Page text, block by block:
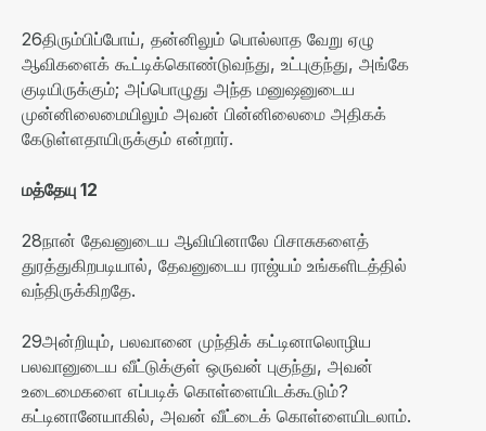
26திரும்பிப்போய், தன்னிலும் பொல்லாத வேறு ஏழு
ஆவிகளைக் கூட்டிக்கொண்டுவந்து, உட்புகுந்து, அங்கே
குடியிருக்கும்; அப்பொழுது அந்த மனுஷனுடைய
முன்னிலைமையிலும் அவன் பின்னிலைமை அதிகக்
கேடுள்ளதாயிருக்கும் என்றார்.
மத்தேயு 12
28நான் தேவனுடைய ஆவியினாலே பிசாசுகளைத்
துரத்துகிறபடியால், தேவனுடைய ராஜ்யம் உங்களிடத்தில்
வந்திருக்கிறதே.
29அன்றியும், பலவானை முந்திக் கட்டினாலொழிய
பலவானுடைய வீட்டுக்குள் ஒருவன் புகுந்து, அவன்
உடைமைகளை எப்படிக் கொள்ளையிடக்கூடும்?
கட்டினானேயாகில், அவன் வீட்டைக் கொள்ளையிடலாம்.